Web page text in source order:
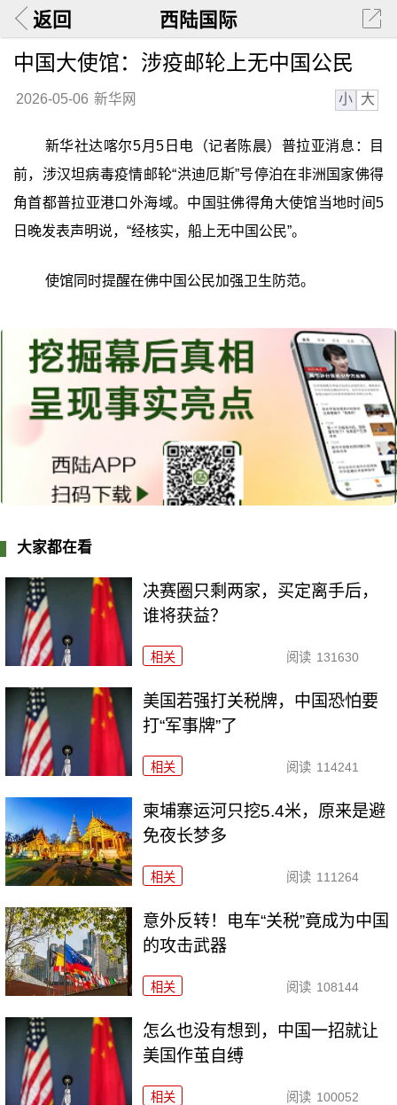
返回 西陆国际
中国大使馆：涉疫邮轮上无中国公民
2026-05-06 新华网 小 大
新华社达喀尔5月5日电（记者陈晨）普拉亚消息：目
前，涉汉坦病毒疫情邮轮“洪迪厄斯”号停泊在非洲国家佛得
角首都普拉亚港口外海域。中国驻佛得角大使馆当地时间5
日晚发表声明说，“经核实，船上无中国公民”。
使馆同时提醒在佛中国公民加强卫生防范。
大家都在看
决赛圈只剩两家，买定离手后，
谁将获益？
相关 阅读 131630
美国若强打关税牌，中国恐怕要
打“军事牌”了
相关 阅读 114241
柬埔寨运河只挖5.4米，原来是避
免夜长梦多
相关 阅读 111264
意外反转！电车“关税”竟成为中国
的攻击武器
相关 阅读 108144
怎么也没有想到，中国一招就让
美国作茧自缚
相关 阅读 100052